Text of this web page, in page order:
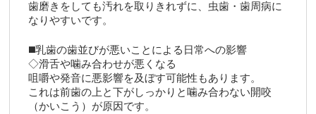
歯磨きをしても汚れを取りきれずに、虫歯・歯周病に
なりやすいです。
◼️乳歯の歯並びが悪いことによる日常への影響
◇滑舌や噛み合わせが悪くなる
咀嚼や発音に悪影響を及ぼす可能性もあります。
これは前歯の上と下がしっかりと噛み合わない開咬
（かいこう）が原因です。